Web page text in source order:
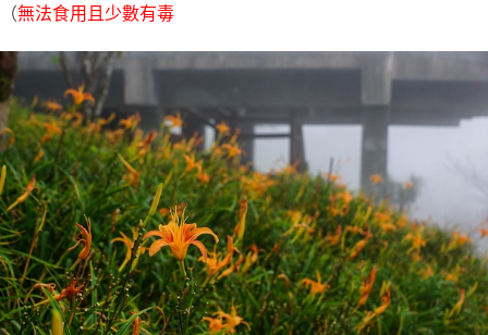
（無法食用且少數有毒